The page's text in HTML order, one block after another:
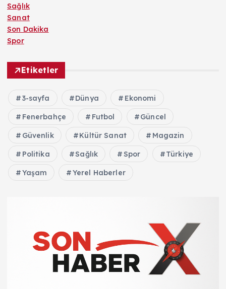
Sağlık
Sanat
Son Dakika
Spor
Etiketler
3-sayfa Dünya Ekonomi
Fenerbahçe Futbol Güncel
Güvenlik Kültür Sanat Magazin
Politika Sağlık Spor Türkiye
Yaşam Yerel Haberler